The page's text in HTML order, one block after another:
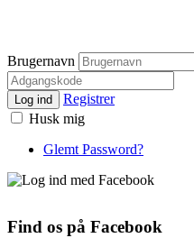
Brugernavn
Log ind
Registrer
Husk mig
Glemt Password?
Find os på Facebook